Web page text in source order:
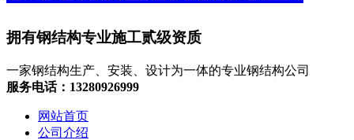
拥有钢结构专业施工贰级资质
一家钢结构生产、安装、设计为一体的专业钢结构公司
服务电话：13280926999
网站首页
公司介绍